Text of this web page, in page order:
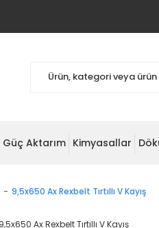
Güç Aktarım Kimyasallar
9,5x650 Ax Rexbelt Tırtıllı V Kayış